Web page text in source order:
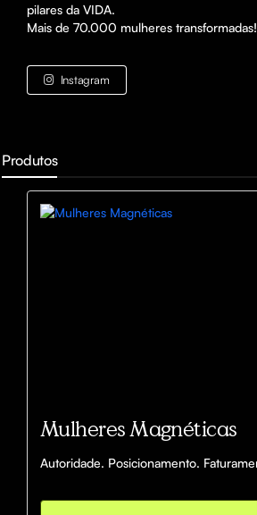
pilares da VIDA.
Mais de 70.000 mulheres transformadas!
Instagram
Produtos
Mulheres Magnéticas